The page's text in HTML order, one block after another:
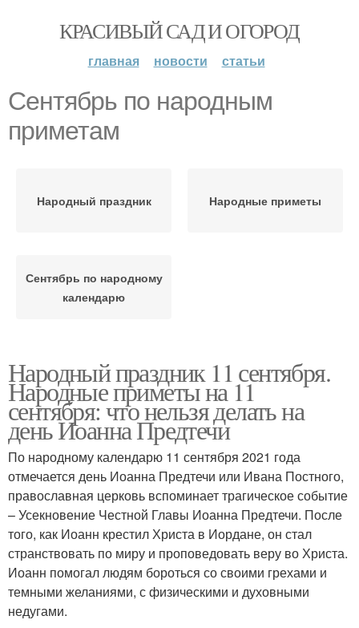
КРАСИВЫЙ САД И ОГОРОД
главная новости статьи
Сентябрь по народным
приметам
Народный праздник Народные приметы
Сентябрь по народному
календарю
Народный праздник 11 сентября.
Народные приметы на 11
сентября: что нельзя делать на
день Иоанна Предтечи
По народному календарю 11 сентября 2021 года
отмечается день Иоанна Предтечи или Ивана Постного,
православная церковь вспоминает трагическое событие
– Усекновение Честной Главы Иоанна Предтечи. После
того, как Иоанн крестил Христа в Иордане, он стал
странствовать по миру и проповедовать веру во Христа.
Иоанн помогал людям бороться со своими грехами и
темными желаниями, с физическими и духовными
недугами.